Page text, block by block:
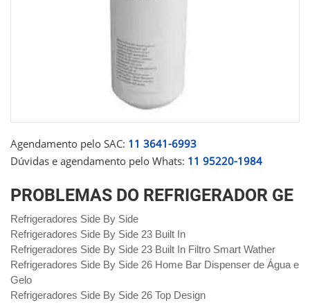
Agendamento pelo SAC: 11 3641-6993
Dúvidas e agendamento pelo Whats: 11 95220-1984
PROBLEMAS DO REFRIGERADOR GE
Refrigeradores Side By Side
Refrigeradores Side By Side 23 Built In
Refrigeradores Side By Side 23 Built In Filtro Smart Wather
Refrigeradores Side By Side 26 Home Bar Dispenser de Água e
Gelo
Refrigeradores Side By Side 26 Top Design